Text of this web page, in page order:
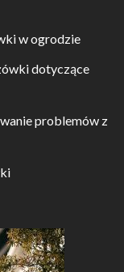
w ogrodzie
dotyczące
problemów z